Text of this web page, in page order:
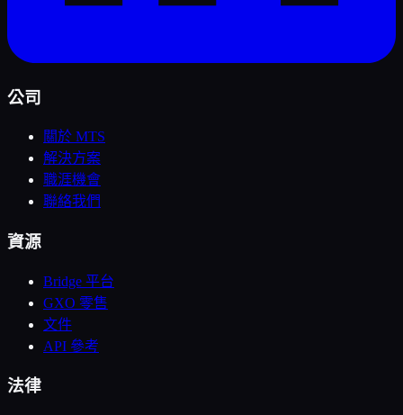
公司
關於 MTS
解決方案
職涯機會
聯絡我們
資源
Bridge 平台
GXO 零售
文件
API 參考
法律